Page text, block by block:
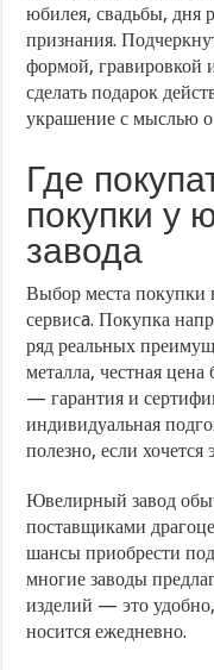
юбилея, свадьбы, дня
признания.
формой, гравировкой
сделать подарок
украшение с мыслью о
Где
покупки у
завода
Выбор места покупки
сервисa. Покупка
ряд реальных
металла, честная
— гарантия и
индивидуальная
полезно, если хочется
Ювелирный завод
поставщиками
шансы приобрести
многие заводы
изделий — это
носится ежедневно.